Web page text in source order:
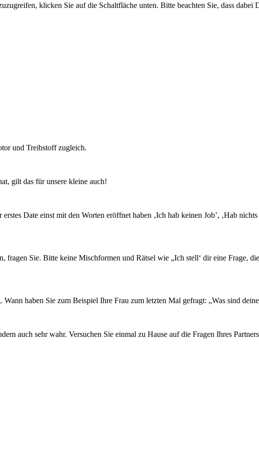
klicken Sie auf die Schaltfläche unten. Bitte beachten Sie, dass dabei
und Treibstoff zugleich.
gilt das für unsere kleine auch!
Date einst mit den Worten eröffnet haben ‚Ich hab keinen Job’, ‚Hab
fragen Sie. Bitte keine Mischformen und Rätsel wie „Ich stell‘ dir eine Frage,
haben Sie zum Beispiel Ihre Frau zum letzten Mal gefragt: „Was sind
auch sehr wahr. Versuchen Sie einmal zu Hause auf die Fragen Ihres